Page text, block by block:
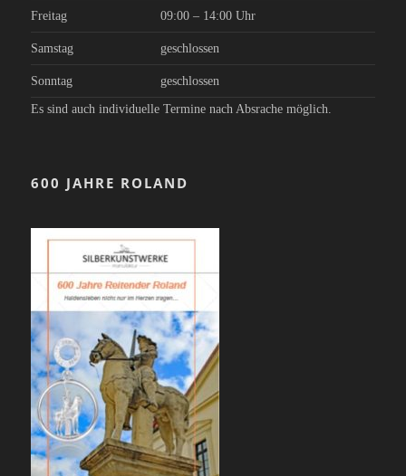
Freitag 09:00 – 14:00 Uhr
Samstag geschlossen
Sonntag geschlossen
Es sind auch individuelle Termine nach Absrache möglich.
600 JAHRE ROLAND